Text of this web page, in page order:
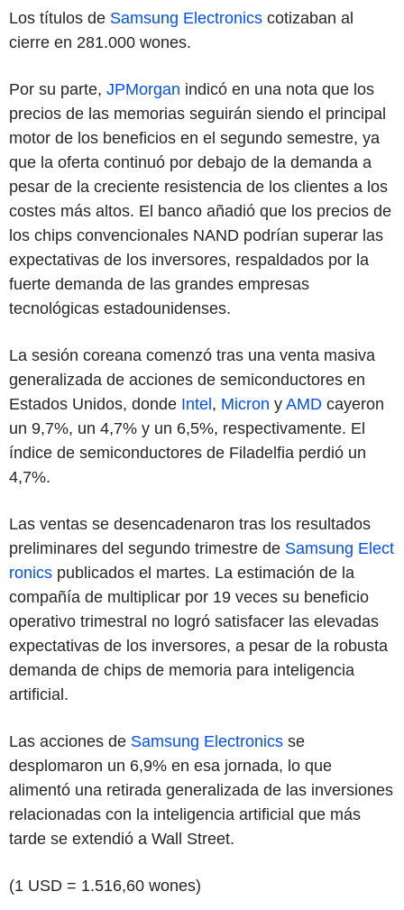
Los títulos de Samsung Electronics cotizaban al
cierre en 281.000 wones.
Por su parte, JPMorgan indicó en una nota que los
precios de las memorias seguirán siendo el principal
motor de los beneficios en el segundo semestre, ya
que la oferta continuó por debajo de la demanda a
pesar de la creciente resistencia de los clientes a los
costes más altos. El banco añadió que los precios de
los chips convencionales NAND podrían superar las
expectativas de los inversores, respaldados por la
fuerte demanda de las grandes empresas
tecnológicas estadounidenses.
La sesión coreana comenzó tras una venta masiva
generalizada de acciones de semiconductores en
Estados Unidos, donde Intel, Micron y AMD cayeron
un 9,7%, un 4,7% y un 6,5%, respectivamente. El
índice de semiconductores de Filadelfia perdió un
4,7%.
Las ventas se desencadenaron tras los resultados
preliminares del segundo trimestre de Samsung Elect
ronics publicados el martes. La estimación de la
compañía de multiplicar por 19 veces su beneficio
operativo trimestral no logró satisfacer las elevadas
expectativas de los inversores, a pesar de la robusta
demanda de chips de memoria para inteligencia
artificial.
Las acciones de Samsung Electronics se
desplomaron un 6,9% en esa jornada, lo que
alimentó una retirada generalizada de las inversiones
relacionadas con la inteligencia artificial que más
tarde se extendió a Wall Street.
(1 USD = 1.516,60 wones)